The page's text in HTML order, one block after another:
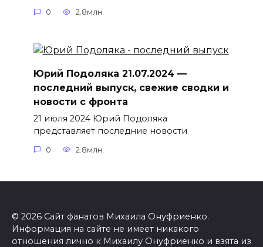
0 2.8млн.
Юрий Подоляка 21.07.2024 —
последний выпуск, свежие сводки и
новости с фронта
21 июля 2024 Юрий Подоляка
представляет последние новости
0 2.8млн.
© 2026 Сайт фанатов Михаила Онуфриенко.
Информация на сайте не имеет никакого
отношения лично к Михаилу Онуфриенко и взята из